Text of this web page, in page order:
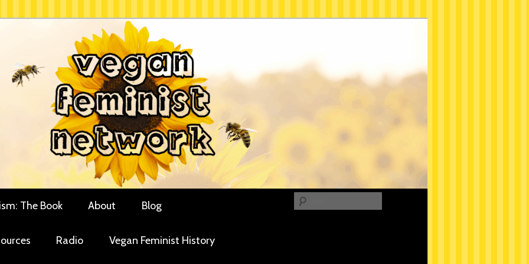
Network
for vegan women and their allies
The Book About Blog
Radio Vegan Feminist History